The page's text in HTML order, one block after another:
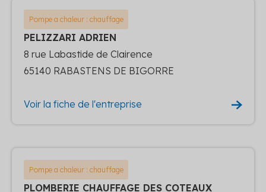
Pompe a chaleur : chauffage
PELIZZARI ADRIEN
8 rue Labastide de Clairence
65140 RABASTENS DE BIGORRE
Voir la fiche de l'entreprise
Pompe a chaleur : chauffage
PLOMBERIE CHAUFFAGE DES COTEAUX